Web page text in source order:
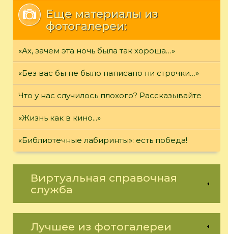
Еще материалы из
фотогалереи:
«Ах, зачем эта ночь была так хороша…»
«Без вас бы не было написано ни строчки…»
Что у нас случилось плохого? Рассказывайте
«Жизнь как в кино...»
«Библиотечные лабиринты»: есть победа!
Виртуальная справочная
служба
Лучшее из фотогалереи